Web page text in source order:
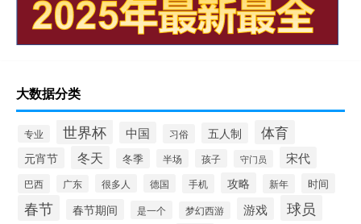
大数据分类
专业 世界杯 中国 习俗 五人制 体育
元宵节 冬天 冬季 半场 孩子 守门员 宋代
巴西 广东 很多人 德国 手机 攻略 新年 时间
春节 春节期间 是一个 梦幻西游 游戏 球员